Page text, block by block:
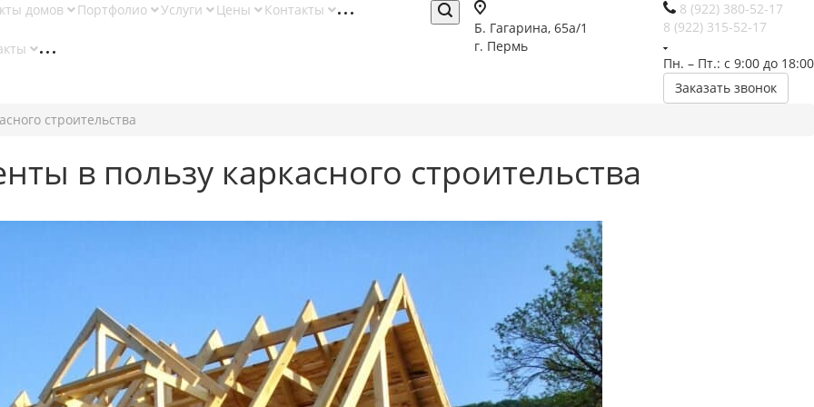
8 (922) 380-52-17
8 (922) 315-52-17
Пн. – Пт.: с 9:00 до 18:00
Заказать звонок
Б. Гагарина, 65а/1
г. Пермь
домов Портфолио Услуги Цены Контакты
строительства
в пользу каркасного строительства